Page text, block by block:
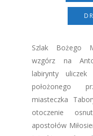
Szlak Bożego
wzgórz na
labirynty
położonego
miasteczka
otoczenie
apostołów